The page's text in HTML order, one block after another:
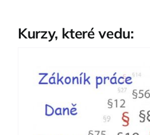
Kurzy, které vedu: